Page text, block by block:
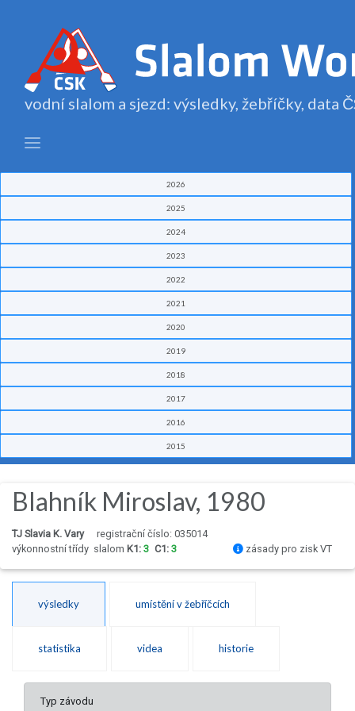
vodní slalom a sjezd: výsledky, žebříčky, data
2026
2025
2024
2023
2022
2021
2020
2019
2018
2017
2016
2015
Blahník Miroslav, 1980
TJ Slavia K. Vary
registrační číslo: 035014
výkonnostní třídy slalom K1: 3 C1: 3 zásady pro zisk VT
výsledky umístění v žebříčcích
statistika videa historie
Typ závodu